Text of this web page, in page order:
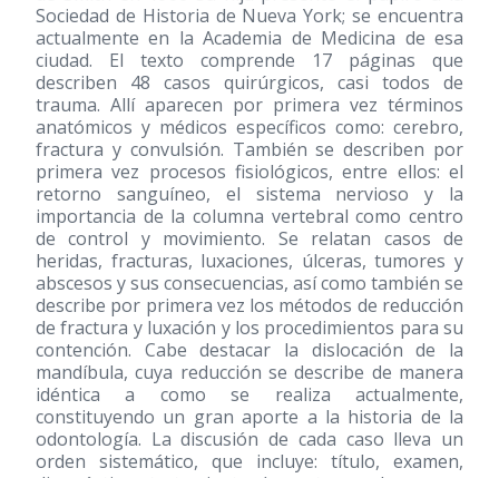
Sociedad de Historia de Nueva York; se encuentra
actualmente en la Academia de Medicina de esa
ciudad. El texto comprende 17 páginas que
describen 48 casos quirúrgicos, casi todos de
trauma. Allí aparecen por primera vez términos
anatómicos y médicos específicos como: cerebro,
fractura y convulsión. También se describen por
primera vez procesos fisiológicos, entre ellos: el
retorno sanguíneo, el sistema nervioso y la
importancia de la columna vertebral como centro
de control y movimiento. Se relatan casos de
heridas, fracturas, luxaciones, úlceras, tumores y
abscesos y sus consecuencias, así como también se
describe por primera vez los métodos de reducción
de fractura y luxación y los procedimientos para su
contención. Cabe destacar la dislocación de la
mandíbula, cuya reducción se describe de manera
idéntica a como se realiza actualmente,
constituyendo un gran aporte a la historia de la
odontología. La discusión de cada caso lleva un
orden sistemático, que incluye: título, examen,